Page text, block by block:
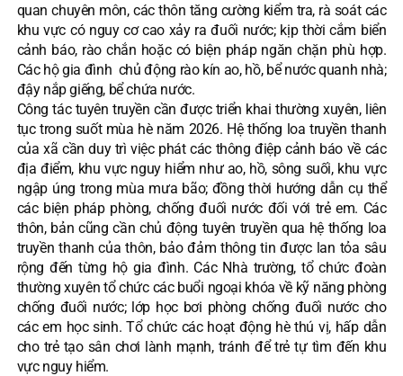
quan chuyên môn, các thôn tăng cường kiểm tra, rà soát các
khu vực có nguy cơ cao xảy ra đuối nước; kịp thời cắm biển
cảnh báo, rào chắn hoặc có biện pháp ngăn chặn phù hợp.
Các hộ gia đình chủ động rào kín ao, hồ, bể nước quanh nhà;
đậy nắp giếng, bể chứa nước.
Công tác tuyên truyền cần được triển khai thường xuyên, liên
tục trong suốt mùa hè năm 2026. Hệ thống loa truyền thanh
của xã cần duy trì việc phát các thông điệp cảnh báo về các
địa điểm, khu vực nguy hiểm như ao, hồ, sông suối, khu vực
ngập úng trong mùa mưa bão; đồng thời hướng dẫn cụ thể
các biện pháp phòng, chống đuối nước đối với trẻ em. Các
thôn, bản cũng cần chủ động tuyên truyền qua hệ thống loa
truyền thanh của thôn, bảo đảm thông tin được lan tỏa sâu
rộng đến từng hộ gia đình. Các Nhà trường, tổ chức đoàn
thường xuyên tổ chức các buổi ngoại khóa về kỹ năng phòng
chống đuối nước; lớp học bơi phòng chống đuối nước cho
các em học sinh. Tổ chức các hoạt động hè thú vị, hấp dẫn
cho trẻ tạo sân chơi lành mạnh, tránh để trẻ tự tìm đến khu
vực nguy hiểm.